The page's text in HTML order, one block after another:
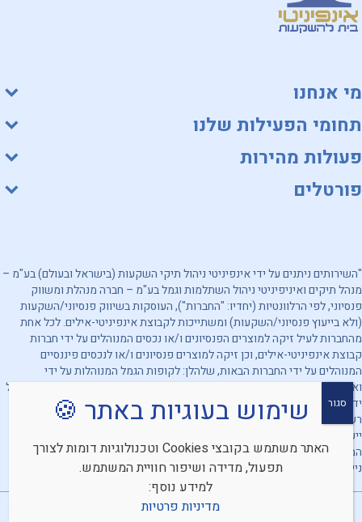
מי אנחנו
תחומי הפעילות שלנו
פעולות מהירות
פורטלים
"השירותים ניתנים על ידי אינפיניטי ניהול תיקי השקעות (בישראל ובעולם) בע"מ –
מנהל תיקים ואיניפיניטי ניהול השתלמות וגמל בע"מ – חברה מנהלת ומשווק
פנסיוני, לפי הרלוונטיות (יחדיו: "החברות"), העוסקות בשיווק פנסיוני/השקעות
(ולא בייעוץ פנסיוני/השקעות) ומשתייכות לקבוצת אינפיניטי-אילים. לכל אחת
מהחברות לעיל זיקה למוצרים הפנסיונים ו/או נכסים המנוהלים על ידי חברות
קבוצת אינפיניטי-אילים, וכן זיקה למוצרים פנסיונים ו/או לנכסים פיננסיים
המנוהלים על ידי החברות הבאות, שלהלן: לקופות הגמל המנוהלות על ידי
ואיניפיניטי ניהול השתלמות וגמל בע"מ, ולקופות הגמל שהשקעותיהן מנוהלות על
ידי אינפיניטי ניהול תיקי השקעות (בישראל ובעולם) בע"מ. מובהר, כי החברות
רשאיות להעדיף מוצרים ו/או נכסים פיננסיים אחרים. האמור לעיל אינו מהווה
ייעוץ/שיווק השקעות ו/או ייעוץ/שיווק פנסיוני ו/או תחליף לייעוץ/שיווק כאמור
המתחשב בנתונים ובצרכים המיוחדים של כל אדם וכן אינו מהווה הצעה לרכישת
ניירות ערך. אין לראות באמור לעיל התחייבות החברות להשגת תשואה כלשהי.
שימוש בעוגיות באתר 🍪
האתר משתמש בקובצי Cookies וטכנולוגיות דומות לצורך
תפעול, מדידה ושיפור חוויית המשתמש.
למידע נוסף:
מדיניות פרטיות
סגור